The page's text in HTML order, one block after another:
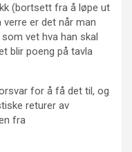
(bortsett fra å løpe ut
verre er det når man
vet hva han skal
blir poeng på tavla
for å få det til, og
returer av
fra